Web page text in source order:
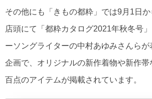
その他にも「きもの都粋」では9月1日
店頭にて「都粋カタログ2021年秋冬号
ーソングライターの中村あゆみさんら
企画で、オリジナルの新作着物や新作帯
百点のアイテムが掲載されています。